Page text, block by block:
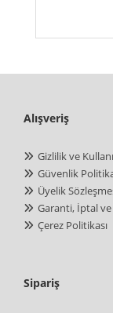
Alışveriş
Gizlilik ve
Güvenlik
Üyelik
Garanti, İptal ve
Çerez Politikası
Sipariş